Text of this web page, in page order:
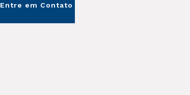
Entre em Contato